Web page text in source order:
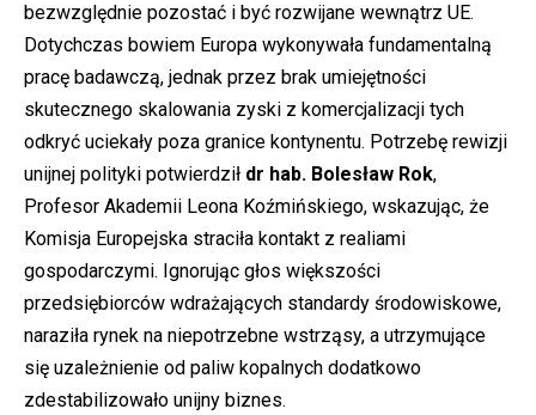
bezwzględnie pozostać i być rozwijane wewnątrz UE.
Dotychczas bowiem Europa wykonywała fundamentalną
pracę badawczą, jednak przez brak umiejętności
skutecznego skalowania zyski z komercjalizacji tych
odkryć uciekały poza granice kontynentu. Potrzebę rewizji
unijnej polityki potwierdził dr hab. Bolesław Rok,
Profesor Akademii Leona Koźmińskiego, wskazując, że
Komisja Europejska straciła kontakt z realiami
gospodarczymi. Ignorując głos większości
przedsiębiorców wdrażających standardy środowiskowe,
naraziła rynek na niepotrzebne wstrząsy, a utrzymujące
się uzależnienie od paliw kopalnych dodatkowo
zdestabilizowało unijny biznes.